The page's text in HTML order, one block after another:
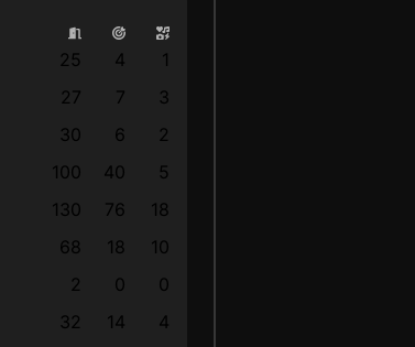
25 4
1
27 7
3
30 6
2
100 40
5
130 76
18
68 18
10
2 0
0
32 14
4